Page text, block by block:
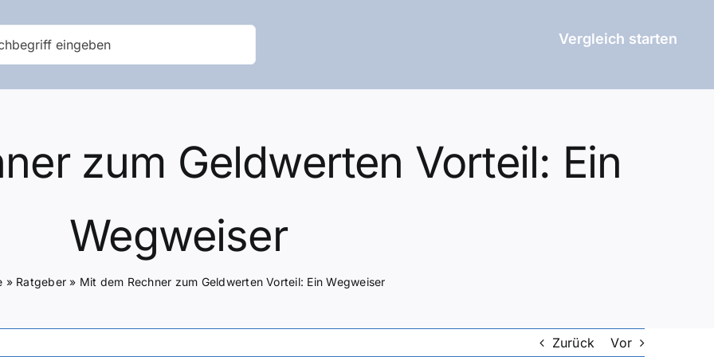
Vergleich starten
zum Geldwerten Vorteil: Ein
Wegweiser
» Ratgeber » Mit dem Rechner zum Geldwerten Vorteil: Ein Wegweiser
Zurück Vor